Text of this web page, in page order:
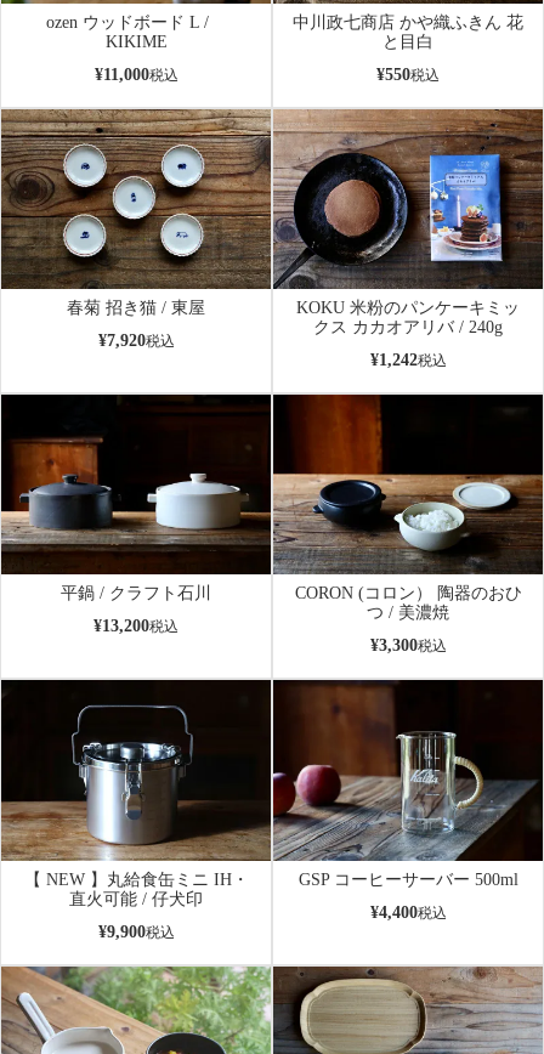
ozen ウッドボード L /
KIKIME
¥11,000税込
中川政七商店 かや織ふきん 花
と目白
¥550税込
春菊 招き猫 / 東屋
¥7,920税込
KOKU 米粉のパンケーキミッ
クス カカオアリバ / 240g
¥1,242税込
平鍋 / クラフト石川
¥13,200税込
CORON (コロン） 陶器のおひ
つ / 美濃焼
¥3,300税込
【 NEW 】丸給食缶ミニ IH・
直火可能 / 仔犬印
¥9,900税込
GSP コーヒーサーバー 500ml
¥4,400税込